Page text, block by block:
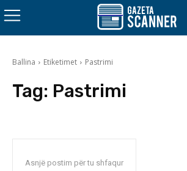
Ballina Etiketimet Pastrimi
Tag: Pastrimi
Asnjë postim për tu shfaqur